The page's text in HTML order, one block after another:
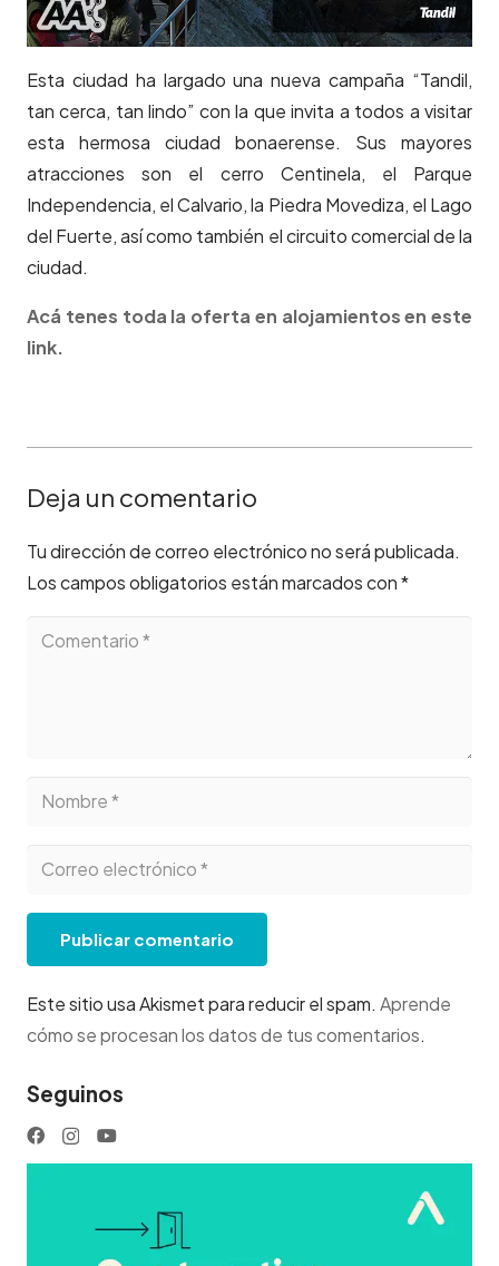
Esta ciudad ha largado una nueva campaña “Tandil,
tan cerca, tan lindo” con la que invita a todos a visitar
esta hermosa ciudad bonaerense. Sus mayores
atracciones son el cerro Centinela, el Parque
Independencia, el Calvario, la Piedra Movediza, el Lago
del Fuerte, así como también el circuito comercial de la
ciudad.
Acá tenes toda la oferta en alojamientos en este
link.
Deja un comentario
Tu dirección de correo electrónico no será publicada.
Los campos obligatorios están marcados con*
Publicar comentario
Este sitio usa Akismet para reducir el spam. Aprende
cómo se procesan los datos de tus comentarios.
Seguinos